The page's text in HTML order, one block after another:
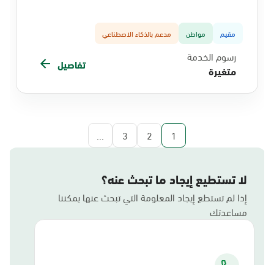
مقيم مواطن مدعم بالذكاء الاصطناعي
رسوم الخدمة
متغيرة
تفاصيل
1
2
3
...
لا تستطيع إيجاد ما تبحث عنه؟
إذا لم تستطع إيجاد المعلومة التي تبحث عنها يمكننا
مساعدتك